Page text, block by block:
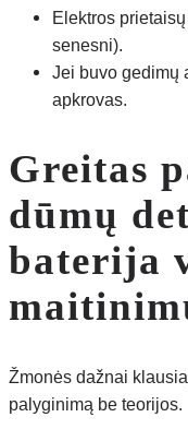
Elektros
senesni).
Jei buvo gedimų
apkrovas.
Greitas
dūmų
baterija
Žmonės dažnai
palyginimą be teorijos.